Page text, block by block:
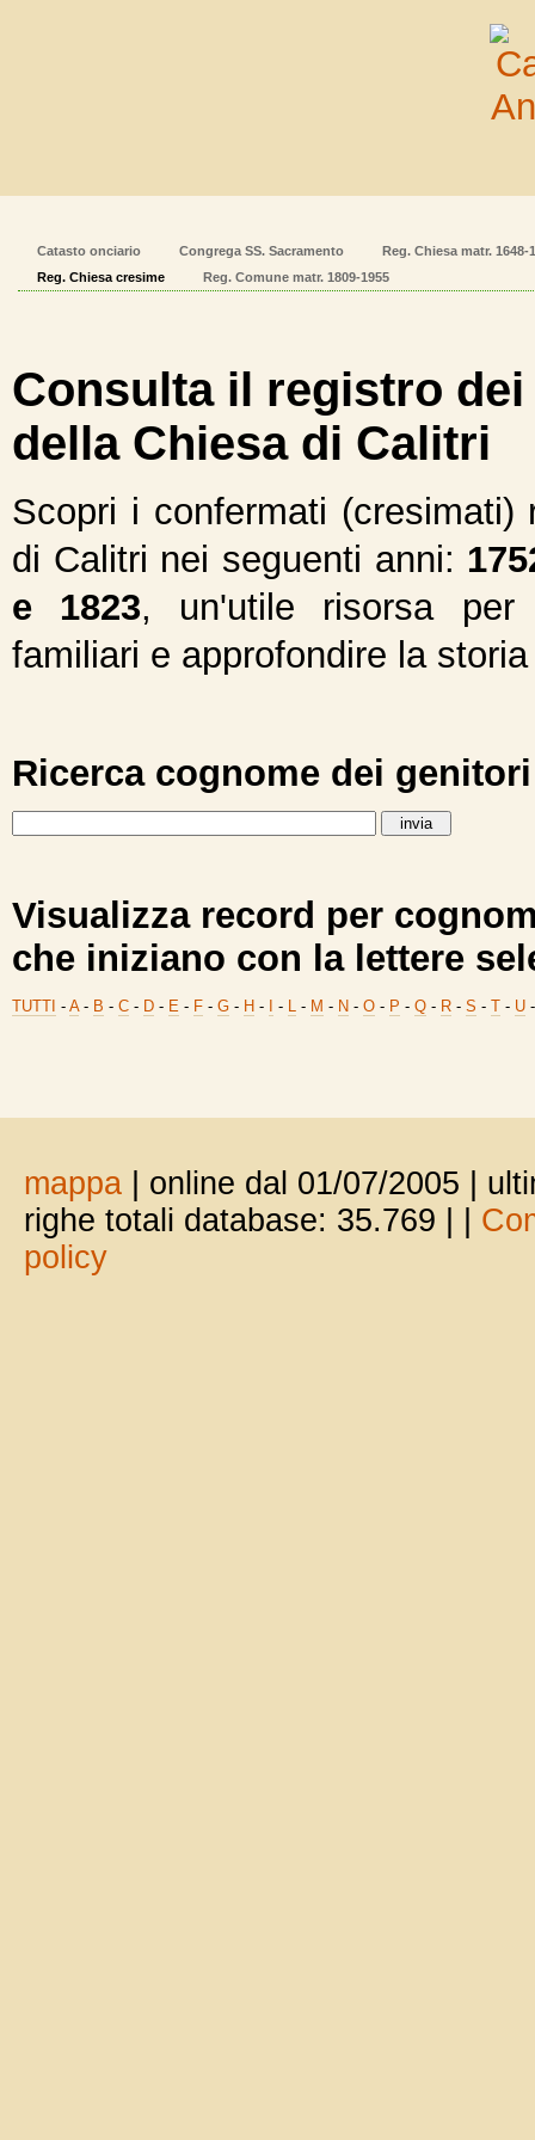
Catasto onciario Congrega SS. Sacramento
Reg. Chiesa matr. 1648-
Reg. Chiesa cresime
Reg. Comune matr. 1809-1955
Consulta il registro
della Chiesa di Calitri
Scopri i confermati
di Calitri nei seguenti anni:
e 1823, un'utile risorsa per
familiari e approfondire la
Ricerca cognome dei
Visualizza record per
che iniziano con la lettere
TUTTI - A- B - C - D - E - F - G - H - I - L - M - N - O - P - Q - R - S - T - U
mappa | online dal 01/07/2005 |
righe totali database: 35.769 |
policy